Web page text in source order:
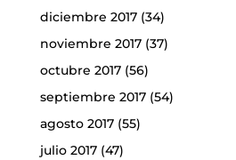
diciembre 2017(34)
noviembre 2017(37)
octubre 2017(56)
septiembre 2017(54)
agosto 2017(55)
julio 2017(47)